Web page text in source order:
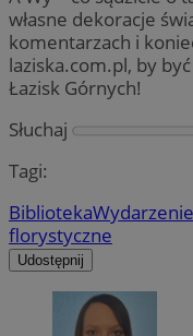
własne dekoracje
komentarzach i
laziska.com.pl, by
Łazisk Górnych!
Słuchaj
Tagi:
BibliotekaWydarzenie
florystyczne
Udostępnij